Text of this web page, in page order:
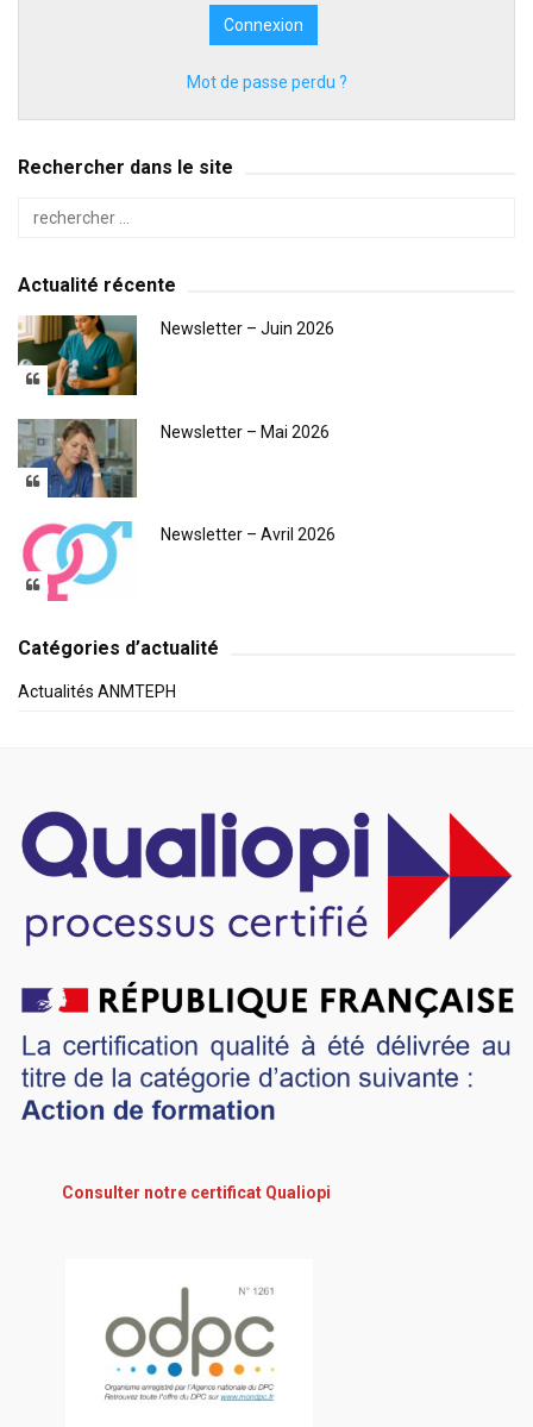
Mot de passe perdu ?
Rechercher dans le site
Actualité récente
Newsletter – Juin 2026
Newsletter – Mai 2026
Newsletter – Avril 2026
Catégories d’actualité
Actualités ANMTEPH
Consulter notre certificat Qualiopi